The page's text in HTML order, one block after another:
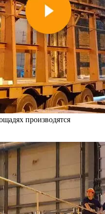
производятся